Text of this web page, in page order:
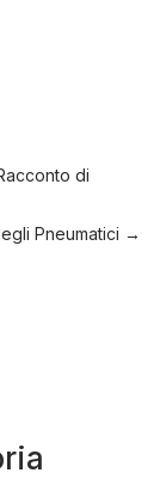
di
Pneumatici →